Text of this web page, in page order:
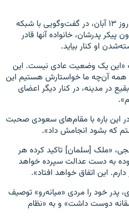
صلاح و عبدالله خاشقجی، روز ۱۳ آبان، در گفت‌وگویی با شبکه
پدرشان، خانواده آنها قادر
او کنار بیاید.
یک وضعیت عادی نیست. این
آن‌چه ما خواستارش هستیم این
در مدینه، در کنار دیگر اعضای
این باره با مقام‌های سعودی صحبت
که بشود انجامش داد».
«ملک [سلمان] تاکید کرده هر
به دست عدالت سپرده خواهد
این اتفاق خواهد افتاد».
پدر خود را مردی «میانه‌رو» توصیف
دوست داشت» و به «نظام